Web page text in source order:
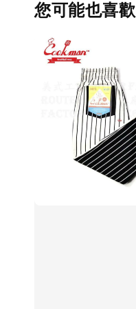
您可能也喜歡